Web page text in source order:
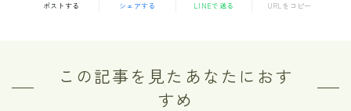
ポストする シェアする LINEで送る URLをコピー
この記事を見たあなたにおす
すめ